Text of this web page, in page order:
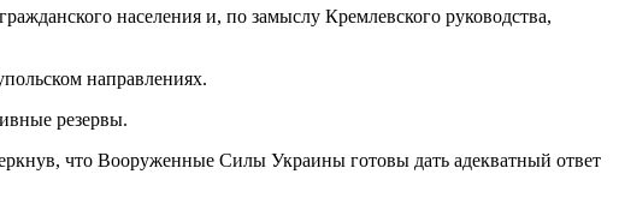
населения и, по замыслу Кремлевского руководства,
направлениях.
резервы.
что Вооруженные Силы Украины готовы дать адекватный ответ